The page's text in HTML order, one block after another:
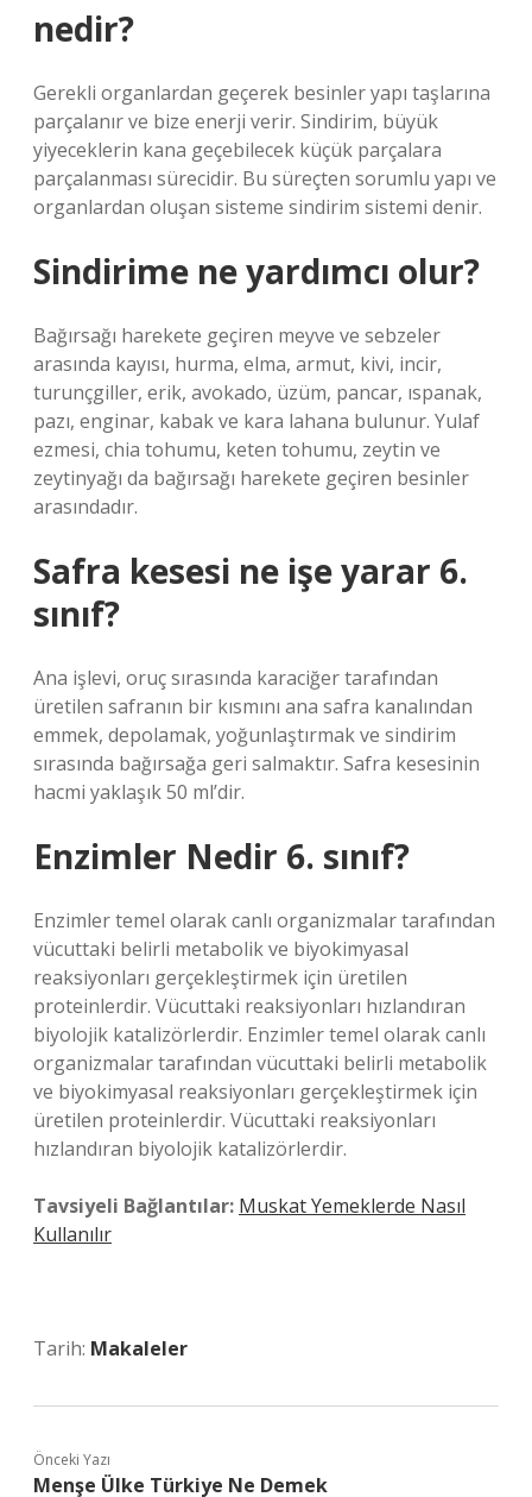
nedir?
Gerekli organlardan geçerek besinler yapı taşlarına
parçalanır ve bize enerji verir. Sindirim, büyük
yiyeceklerin kana geçebilecek küçük parçalara
parçalanması sürecidir. Bu süreçten sorumlu yapı ve
organlardan oluşan sisteme sindirim sistemi denir.
Sindirime ne yardımcı olur?
Bağırsağı harekete geçiren meyve ve sebzeler
arasında kayısı, hurma, elma, armut, kivi, incir,
turunçgiller, erik, avokado, üzüm, pancar, ıspanak,
pazı, enginar, kabak ve kara lahana bulunur. Yulaf
ezmesi, chia tohumu, keten tohumu, zeytin ve
zeytinyağı da bağırsağı harekete geçiren besinler
arasındadır.
Safra kesesi ne işe yarar 6.
sınıf?
Ana işlevi, oruç sırasında karaciğer tarafından
üretilen safranın bir kısmını ana safra kanalından
emmek, depolamak, yoğunlaştırmak ve sindirim
sırasında bağırsağa geri salmaktır. Safra kesesinin
hacmi yaklaşık 50 ml’dir.
Enzimler Nedir 6. sınıf?
Enzimler temel olarak canlı organizmalar tarafından
vücuttaki belirli metabolik ve biyokimyasal
reaksiyonları gerçekleştirmek için üretilen
proteinlerdir. Vücuttaki reaksiyonları hızlandıran
biyolojik katalizörlerdir. Enzimler temel olarak canlı
organizmalar tarafından vücuttaki belirli metabolik
ve biyokimyasal reaksiyonları gerçekleştirmek için
üretilen proteinlerdir. Vücuttaki reaksiyonları
hızlandıran biyolojik katalizörlerdir.
Tavsiyeli Bağlantılar: Muskat Yemeklerde Nasıl
Kullanılır
Tarih: Makaleler
Önceki Yazı
Menşe Ülke Türkiye Ne Demek